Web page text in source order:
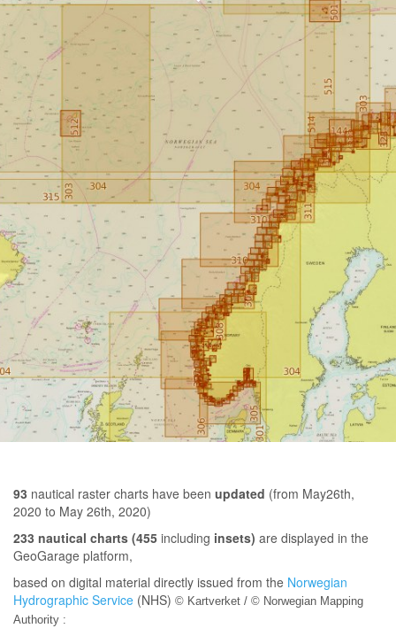
93 nautical raster charts have been updated (from May26th,
2020 to May 26th, 2020)
233 nautical charts (455 including insets) are displayed in the
GeoGarage platform,
based on digital material directly issued from the Norwegian
Hydrographic Service (NHS) © Kartverket / © Norwegian Mapping
Authority :